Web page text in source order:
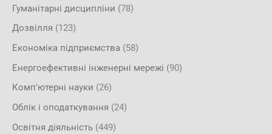
Гуманітарні дисципліни (78)
Дозвілля (123)
Економіка підприємства (58)
Енергоефективні інженерні мережі (90)
Комп'ютерні науки (26)
Облік і оподаткування (24)
Освітня діяльність (449)